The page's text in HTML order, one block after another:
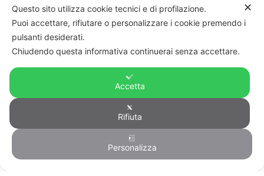
Copyright © 2026 - Codice Fiscale/Partita Iva 01423690419 R.E.A.
Privacy&Cookie-
✕
Questo sito utilizza cookie tecnici e di profilazione.
Puoi accettare, rifiutare o personalizzare i cookie premendo i
pulsanti desiderati.
Chiudendo questa informativa continuerai senza accettare.
Accetta
Rifiuta
Personalizza